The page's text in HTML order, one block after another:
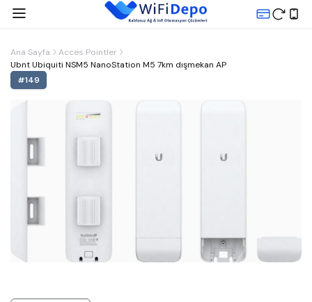
Ana Sayfa
Acces Pointler
Ubnt Ubiquiti NSM5 NanoStation M5 7km dışmekan AP
#149